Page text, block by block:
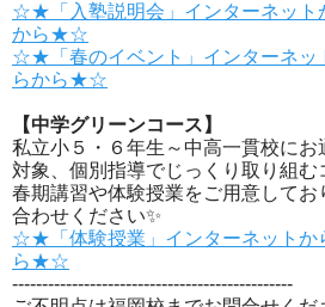
☆★「入塾説明会」インターネット
から★☆
☆★「春のイベント」インターネッ
らから★☆
【中学グリーンコース】
私立小５・６年生～中高一貫校にお
対象、個別指導でじっくり取り組む
春期講習や体験授業をご用意してお
合わせください✨
☆★「体験授業」インターネットか
ら★☆
-----------------------------------------------